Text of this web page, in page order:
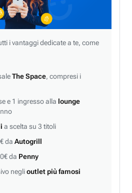
i vantaggi dedicate a te, come
The Space, compresi i
e 1 ingresso alla lounge
a scelta su 3 titoli
da Autogrill
da Penny
neglioutlet più famosi